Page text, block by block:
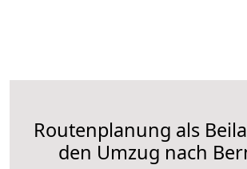
Routenplanung als
den Umzug nach